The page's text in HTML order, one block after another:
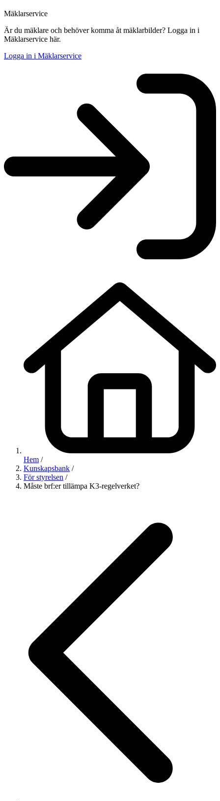
Mäklarservice
Är du mäklare och behöver komma åt mäklarbilder? Logga in i
Mäklarservice här.
Logga in i Mäklarservice
Hem /
Kunskapsbank /
För styrelsen /
Måste brf:er tillämpa K3-regelverket?